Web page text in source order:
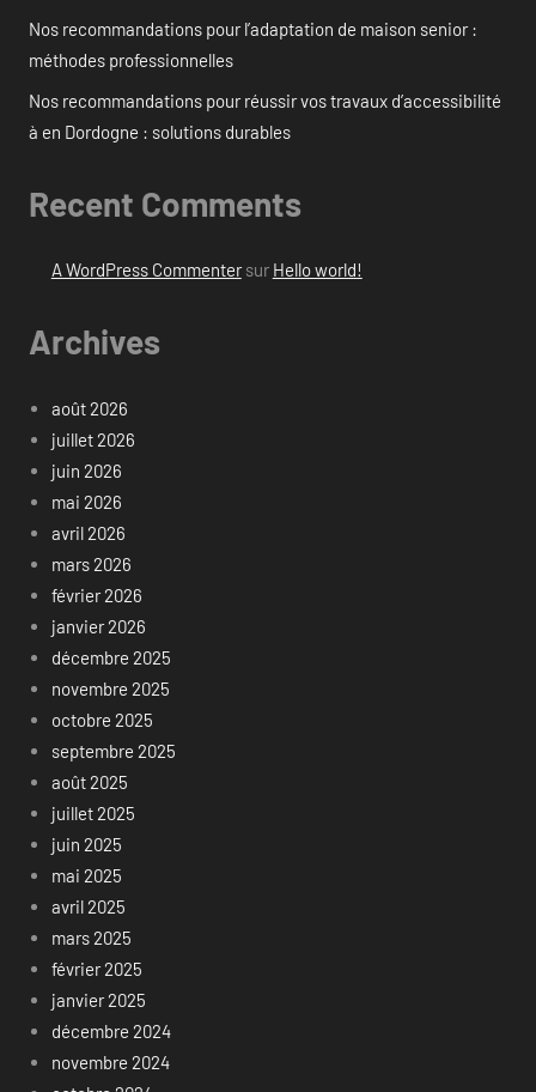
Nos recommandations pour l’adaptation de maison senior :
méthodes professionnelles
Nos recommandations pour réussir vos travaux d’accessibilité
à en Dordogne : solutions durables
Recent Comments
A WordPress Commentersur Hello world!
Archives
août 2026
juillet 2026
juin 2026
mai 2026
avril 2026
mars 2026
février 2026
janvier 2026
décembre 2025
novembre 2025
octobre 2025
septembre 2025
août 2025
juillet 2025
juin 2025
mai 2025
avril 2025
mars 2025
février 2025
janvier 2025
décembre 2024
novembre 2024